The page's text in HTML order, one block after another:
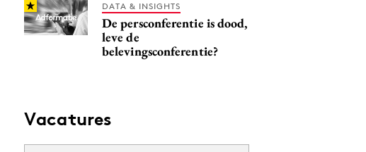
DATA & INSIGHTS
De persconferentie is dood,
leve de
belevingsconferentie?
Vacatures